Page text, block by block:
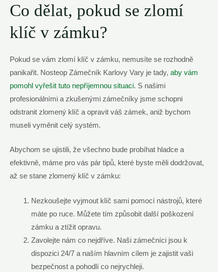
Co dělat,‌ pokud se zlomí
klíč ‌v zámku?
Pokud se ⁤vám⁢ zlomí klíč v zámku, nemusíte se rozhodně
panikařit. ​Nosteop Zámečník Karlovy Vary‍ je tady, aby vám
pomohl vyřešit tuto nepříjemnou situaci. S našimi
profesionálními a ⁢zkušenými zámečníky jsme schopni
odstranit zlomený‌ klíč a opravit váš zámek, aniž bychom
museli vyměnit celý systém.
Abychom se ujistili, že ​všechno bude probíhat hladce a
efektivně, máme pro ‍vás pár tipů, které byste měli‍ dodržovat,
až se ‌stane zlomený klíč v zámku:
Nezkoušejte vyjmout klíč sami pomocí nástrojů, které
máte‍ po ruce.⁣ Můžete tím způsobit ⁤další poškození
‌zámku a ztížit opravu.
Zavolejte nám co nejdříve. Naši‌ zámečníci jsou k
dispozici 24/7 a naším hlavním cílem je zajistit vaši
bezpečnost a pohodlí co nejrychleji.